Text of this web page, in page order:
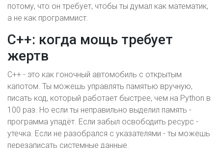
потому, что он требует, чтобы ты думал как математик,
а не как программист.
C++: когда мощь требует
жертв
C++ - это как гоночный автомобиль с открытым
капотом. Ты можешь управлять памятью вручную,
писать код, который работает быстрее, чем на Python в
100 раз. Но если ты неправильно выделил память -
программа упадёт. Если забыл освободить ресурс -
утечка. Если не разобрался с указателями - ты можешь
перезаписать системные данные.